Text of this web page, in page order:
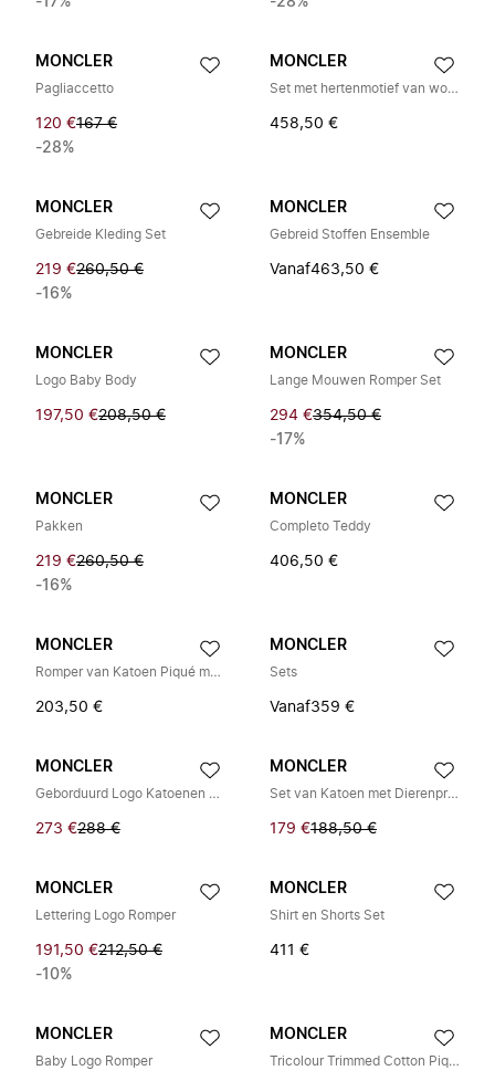
MONCLER
Pagliaccetto
120 €167 €
-28%
MONCLER
Set met hertenmotief van wol en kasjmier
458,50 €
MONCLER
Gebreide Kleding Set
219 €260,50 €
-16%
MONCLER
Gebreid Stoffen Ensemble
Vanaf463,50 €
MONCLER
Logo Baby Body
197,50 €208,50 €
MONCLER
Lange Mouwen Romper Set
294 €354,50 €
-17%
MONCLER
Pakken
219 €260,50 €
-16%
MONCLER
Completo Teddy
406,50 €
MONCLER
Romper van Katoen Piqué met Tricolore Rand
203,50 €
MONCLER
Sets
Vanaf359 €
MONCLER
Geborduurd Logo Katoenen Trainingspak
273 €288 €
MONCLER
Set van Katoen met Dierenprint
179 €188,50 €
MONCLER
Lettering Logo Romper
191,50 €212,50 €
-10%
MONCLER
Shirt en Shorts Set
411 €
MONCLER
Baby Logo Romper
MONCLER
Tricolour Trimmed Cotton Piquet Set